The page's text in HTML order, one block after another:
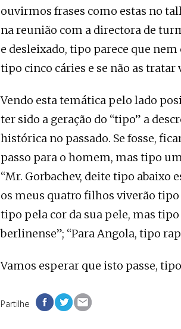
ouvirmos frases como estas no
na reunião com a directora de
e desleixado, tipo parece que
tipo cinco cáries e se não as
Vendo esta temática pelo lado
ter sido a geração do “tipo” a
histórica no passado. Se fosse,
passo para o homem, mas tipo
“Mr. Gorbachev, deite tipo abaixo
os meus quatro filhos viverão
tipo pela cor da sua pele, mas
berlinense”; “Para Angola, tipo
Vamos esperar que isto passe,
Partilhe